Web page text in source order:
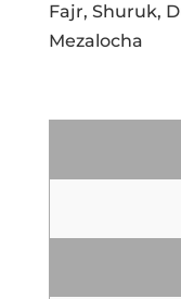
Fajr, Shuruk,
Mezalocha